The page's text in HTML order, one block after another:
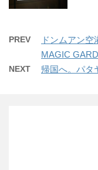
PREV
ドンムアン空
MAGIC
NEXT 帰国へ。パタ